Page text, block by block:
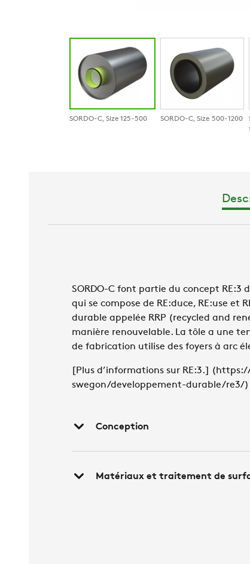
SORDO-C, Size 125-500 SORDO-C, Size 500-1200
SORDO-C font partie du concept RE:3
qui se compose de RE:duce, RE:use et
durable appelée RRP (recycled and
manière renouvelable. La tôle a une
de fabrication utilise des foyers à arc
[Plus d’informations sur RE:3.]
swegon/developpement-durable/re3/)
Conception
Matériaux et traitement de